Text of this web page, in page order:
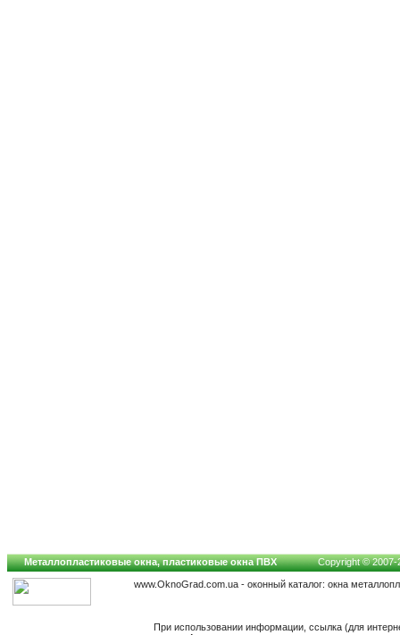
Металлопластиковые окна, пластиковые окна ПВХ Copyright ©
www.OknoGrad.com.ua - оконный каталог: окна
При использовании информации, ссылка (для